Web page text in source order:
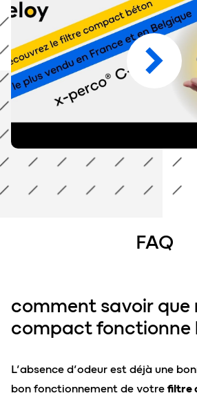
FAQ
comment savoir que
compact fonctionne
L’absence d’odeur est déjà une
bon fonctionnement de votre filtre